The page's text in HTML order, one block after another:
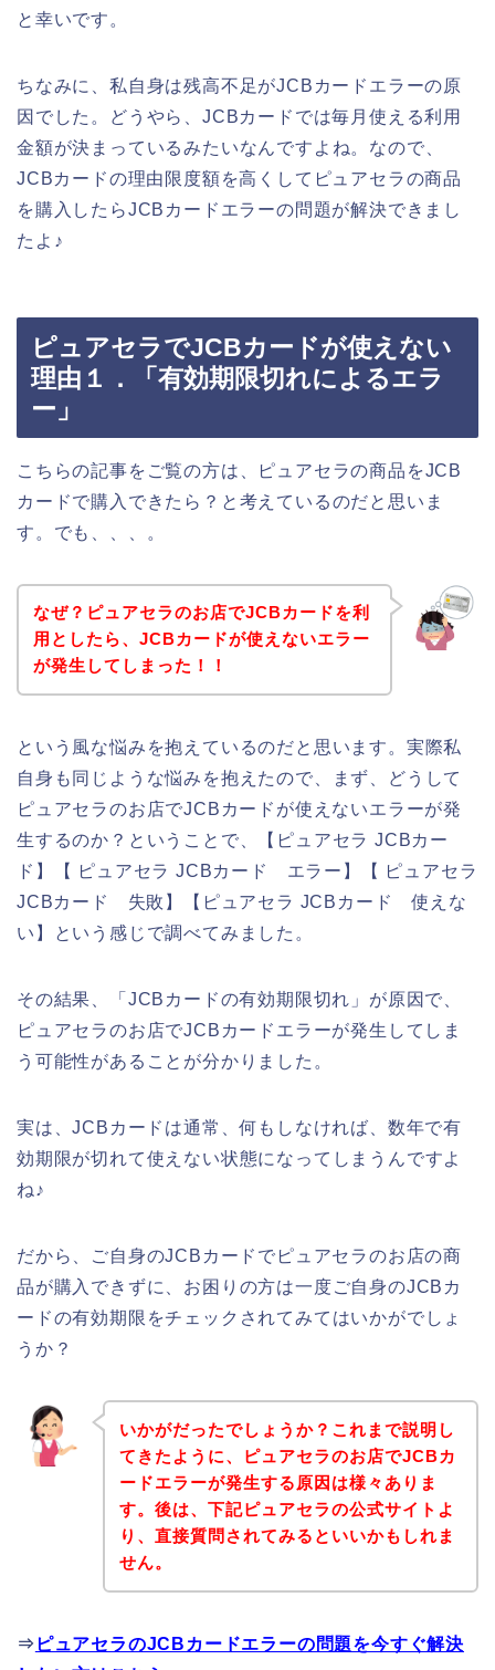
と幸いです。
ちなみに、私自身は残高不足がJCBカードエラーの原
因でした。どうやら、JCBカードでは毎月使える利用
金額が決まっているみたいなんですよね。なので、
JCBカードの理由限度額を高くしてピュアセラの商品
を購入したらJCBカードエラーの問題が解決できまし
たよ♪
ピュアセラでJCBカードが使えない
理由１．「有効期限切れによるエラ
ー」
こちらの記事をご覧の方は、ピュアセラの商品をJCB
カードで購入できたら？と考えているのだと思いま
す。でも、、、。
なぜ？ピュアセラのお店でJCBカードを利
用としたら、JCBカードが使えないエラー
が発生してしまった！！
という風な悩みを抱えているのだと思います。実際私
自身も同じような悩みを抱えたので、まず、どうして
ピュアセラのお店でJCBカードが使えないエラーが発
生するのか？ということで、【ピュアセラ JCBカー
ド】【 ピュアセラ JCBカード エラー】【 ピュアセラ
JCBカード 失敗】【ピュアセラ JCBカード 使えな
い】という感じで調べてみました。
その結果、「JCBカードの有効期限切れ」が原因で、
ピュアセラのお店でJCBカードエラーが発生してしま
う可能性があることが分かりました。
実は、JCBカードは通常、何もしなければ、数年で有
効期限が切れて使えない状態になってしまうんですよ
ね♪
だから、ご自身のJCBカードでピュアセラのお店の商
品が購入できずに、お困りの方は一度ご自身のJCBカ
ードの有効期限をチェックされてみてはいかがでしょ
うか？
いかがだったでしょうか？これまで説明し
てきたように、ピュアセラのお店でJCBカ
ードエラーが発生する原因は様々ありま
す。後は、下記ピュアセラの公式サイトよ
り、直接質問されてみるといいかもしれま
せん。
⇒ ピュアセラのJCBカードエラーの問題を今すぐ解決